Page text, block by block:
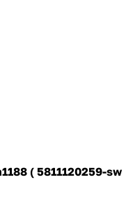
( 5811120259-sw